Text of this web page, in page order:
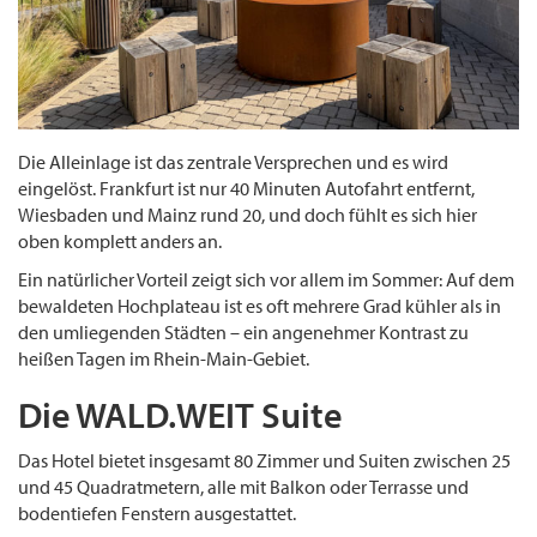
Die Alleinlage ist das zentrale Versprechen und es wird
eingelöst. Frankfurt ist nur 40 Minuten Autofahrt entfernt,
Wiesbaden und Mainz rund 20, und doch fühlt es sich hier
oben komplett anders an.
Ein natürlicher Vorteil zeigt sich vor allem im Sommer: Auf dem
bewaldeten Hochplateau ist es oft mehrere Grad kühler als in
den umliegenden Städten – ein angenehmer Kontrast zu
heißen Tagen im Rhein-Main-Gebiet.
Die WALD.WEIT Suite
Das Hotel bietet insgesamt 80 Zimmer und Suiten zwischen 25
und 45 Quadratmetern, alle mit Balkon oder Terrasse und
bodentiefen Fenstern ausgestattet.